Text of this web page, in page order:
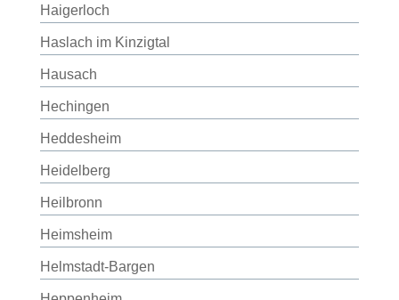
Haigerloch
Haslach im Kinzigtal
Hausach
Hechingen
Heddesheim
Heidelberg
Heilbronn
Heimsheim
Helmstadt-Bargen